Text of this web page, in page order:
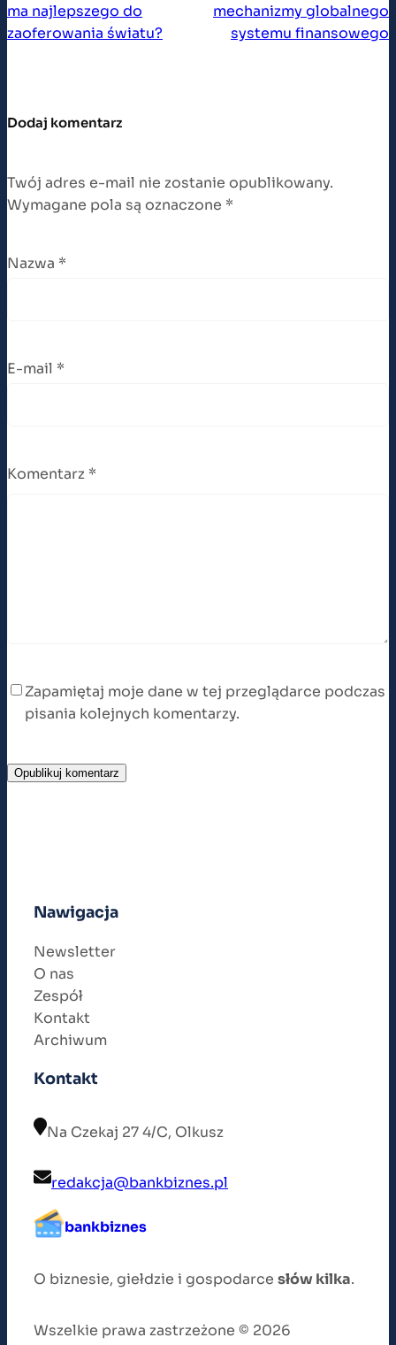
ma najlepszego do
zaoferowania światu?
mechanizmy globalnego
systemu finansowego
Dodaj komentarz
Twój adres e-mail nie zostanie opublikowany.
Wymagane pola są oznaczone *
Nazwa *
E-mail *
Komentarz *
Zapamiętaj moje dane w tej przeglądarce podczas
pisania kolejnych komentarzy.
Nawigacja
Newsletter
O nas
Zespół
Kontakt
Archiwum
Kontakt
Na Czekaj 27 4/C, Olkusz
redakcja@bankbiznes.pl
bankbiznes
O biznesie, giełdzie i gospodarce słów kilka.
Wszelkie prawa zastrzeżone © 2026